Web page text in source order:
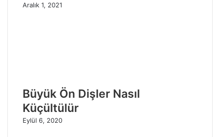
Aralık 1, 2021
Büyük Ön Dişler Nasıl
Küçültülür
Eylül 6, 2020